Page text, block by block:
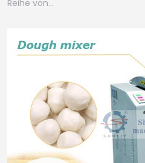
Reihe von…